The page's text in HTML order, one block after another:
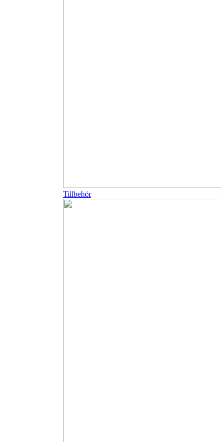
Tillbehör